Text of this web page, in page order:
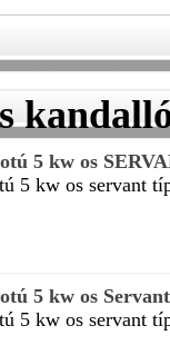
5 kw os
5 kw os servant
5 kw os
5 kw os servant